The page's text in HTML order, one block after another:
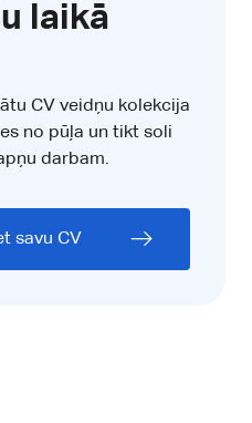
laikā
CV veidņu kolekcija
no pūļa un tikt soli
darbam.
savu CV